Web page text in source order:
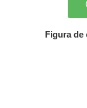
Figura de